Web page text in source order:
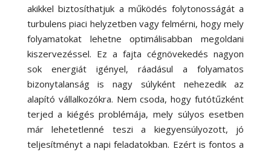
akikkel biztosíthatjuk a működés folytonosságát a
turbulens piaci helyzetben vagy felmérni, hogy mely
folyamatokat lehetne optimálisabban megoldani
kiszervezéssel. Ez a fajta cégnövekedés nagyon
sok energiát igényel, ráadásul a folyamatos
bizonytalanság is nagy súlyként nehezedik az
alapító vállalkozókra. Nem csoda, hogy futótűzként
terjed a kiégés problémája, mely súlyos esetben
már lehetetlenné teszi a kiegyensúlyozott, jó
teljesítményt a napi feladatokban. Ezért is fontos a